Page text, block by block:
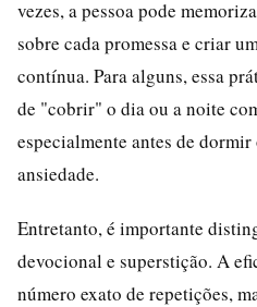
vezes, a pessoa pode
sobre cada promessa e criar
contínua. Para alguns, essa
de "cobrir" o dia ou a noite
especialmente antes de
ansiedade.
Entretanto, é importante
devocional e superstição. A
número exato de repetições,